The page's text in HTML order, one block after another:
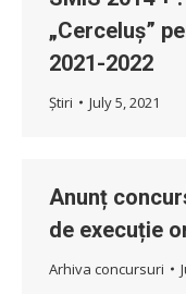
„Cerceluș”
2021-2022
Știri July 5, 2021
Anunț
de execuție
Arhiva concursuri